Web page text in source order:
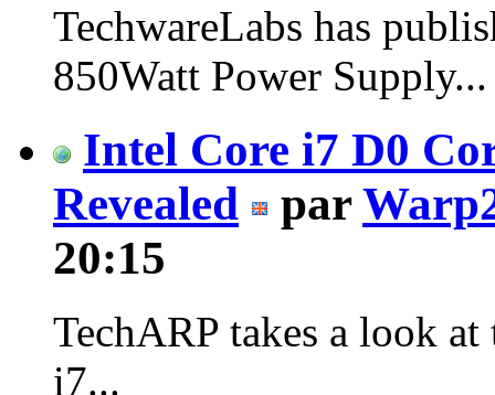
TechwareLabs has
850Watt Power Supply...
Intel Core i7 D0
Revealed
par
20:15
TechARP takes a look
i7...